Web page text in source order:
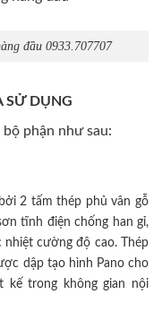
đầu 0933.707707
SỬ DỤNG
phận như sau:
2 tấm thép phủ vân gỗ
tĩnh điện chống han gỉ,
cường độ cao. Thép
dập tạo hình Pano cho
kế trong không gian nội